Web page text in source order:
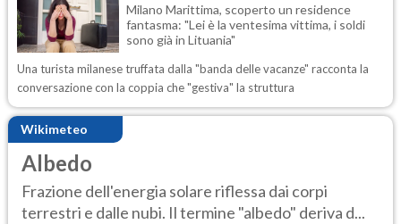
Milano Marittima, scoperto un residence
fantasma: "Lei è la ventesima vittima, i soldi
sono già in Lituania"
Una turista milanese truffata dalla "banda delle vacanze" racconta la
conversazione con la coppia che "gestiva" la struttura
Wikimeteo
Albedo
Frazione dell'energia solare riflessa dai corpi
terrestri e dalle nubi. Il termine "albedo" deriva d...